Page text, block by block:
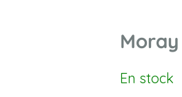
En stock